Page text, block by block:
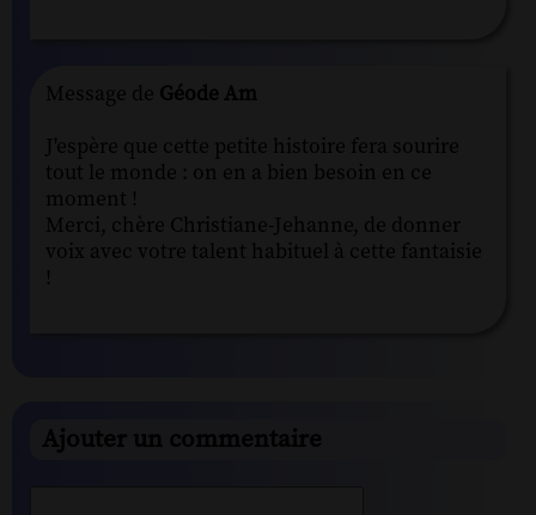
Message de Géode Am
J'espère que cette petite histoire fera sourire
tout le monde : on en a bien besoin en ce
moment !
Merci, chère Christiane-Jehanne, de donner
voix avec votre talent habituel à cette fantaisie
!
Ajouter un commentaire